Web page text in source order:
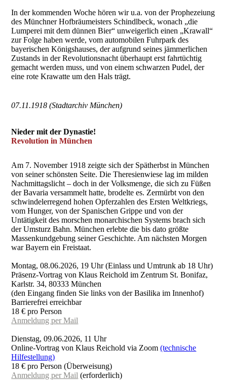
In der kommenden Woche hören wir u.a. von der Prophezeiung
des Münchner Hofbräumeisters Schindlbeck, wonach „die
Lumperei mit dem dünnen Bier“ unweigerlich einen „Krawall“
zur Folge haben werde, vom automobilen Fuhrpark des
bayerischen Königshauses, der aufgrund seines jämmerlichen
Zustands in der Revolutionsnacht überhaupt erst fahrtüchtig
gemacht werden muss, und von einem schwarzen Pudel, der
eine rote Krawatte um den Hals trägt.
07.11.1918 (Stadtarchiv München)
Nieder mit der Dynastie!
Revolution in München
Am 7. November 1918 zeigte sich der Spätherbst in München
von seiner schönsten Seite. Die Theresienwiese lag im milden
Nachmittagslicht – doch in der Volksmenge, die sich zu Füßen
der Bavaria versammelt hatte, brodelte es. Zermürbt von den
schwindelerregend hohen Opferzahlen des Ersten Weltkriegs,
vom Hunger, von der Spanischen Grippe und von der
Untätigkeit des morschen monarchischen Systems brach sich
der Umsturz Bahn. München erlebte die bis dato größte
Massenkundgebung seiner Geschichte. Am nächsten Morgen
war Bayern ein Freistaat.
Montag, 08.06.2026, 19 Uhr (Einlass und Umtrunk ab 18 Uhr)
Präsenz-Vortrag von Klaus Reichold im Zentrum St. Bonifaz,
Karlstr. 34, 80333 München
(den Eingang finden Sie links von der Basilika im Innenhof)
Barrierefrei erreichbar
18 € pro Person
Anmeldung per Mail
Dienstag, 09.06.2026, 11 Uhr
Online-Vortrag von Klaus Reichold via Zoom(technische
Hilfestellung)
18 € pro Person (Überweisung)
Anmeldung per Mail (erforderlich)